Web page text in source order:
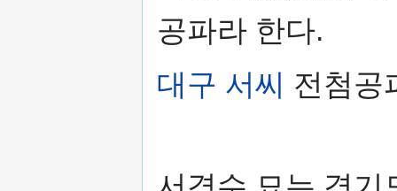
공파라 한다.
대구 서씨 전첨공